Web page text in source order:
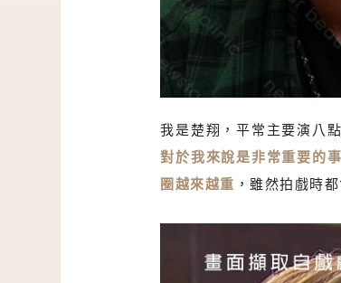
淚溝眼袋黑
我是楚翔，平常主要演八
對於我來說是非常重要的
圈越來越重 ，雖然拍戲時